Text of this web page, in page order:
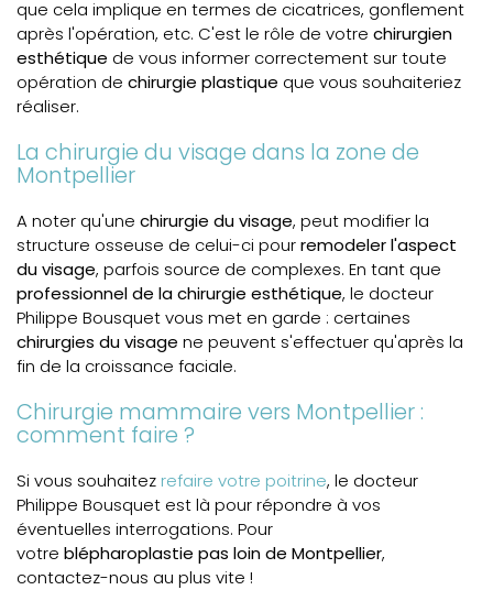
que cela implique en termes de cicatrices, gonflement
après l'opération, etc. C'est le rôle de votre chirurgien
esthétique de vous informer correctement sur toute
opération de chirurgie plastique que vous souhaiteriez
réaliser.
La chirurgie du visage dans la zone de
Montpellier
A noter qu'une chirurgie du visage, peut modifier la
structure osseuse de celui-ci pourremodeler l'aspect
du visage, parfois source de complexes. En tant que
professionnel de la chirurgie esthétique, le docteur
Philippe Bousquet vous met en garde : certaines
chirurgies du visage ne peuvent s'effectuer qu'après la
fin de la croissance faciale.
Chirurgie mammaire vers Montpellier :
comment faire ?
Si vous souhaitez refaire votre poitrine, le docteur
Philippe Bousquet est là pour répondre à vos
éventuelles interrogations. Pour
votre blépharoplastie pas loin de Montpellier,
contactez-nous au plus vite !